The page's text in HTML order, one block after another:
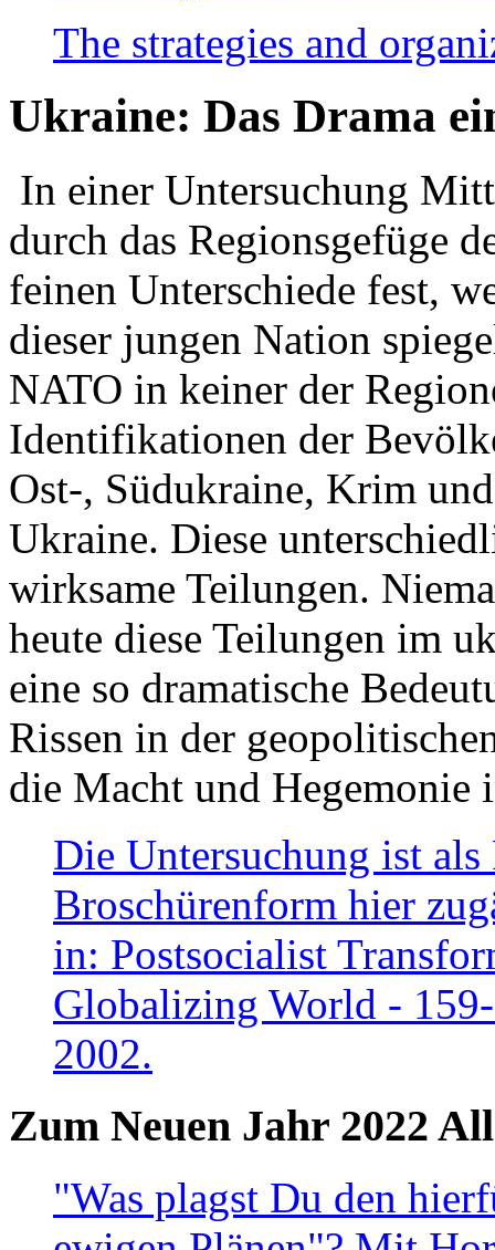
The strategies and
Ukraine: Das Drama
In einer Untersuchung
durch das Regionsgefüge
feinen Unterschiede fest,
dieser jungen Nation
NATO in keiner der
Identifikationen der
Ost-, Südukraine, Krim
Ukraine. Diese
wirksame Teilungen.
heute diese Teilungen im
eine so dramatische
Rissen in der
die Macht und Hegemonie
Die Untersuchung ist
Broschürenform hier
in: Postsocialist
Globalizing World -
2002.
Zum Neuen Jahr 2022
"Was plagst Du den